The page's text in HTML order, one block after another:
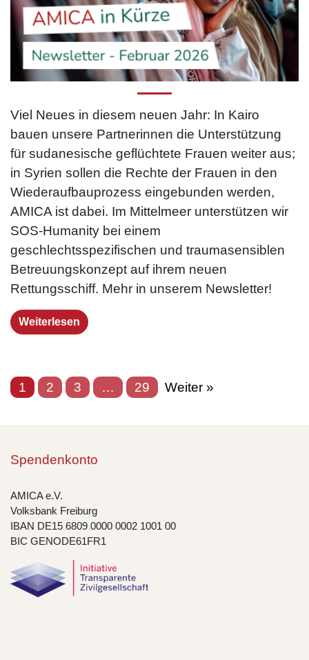
Viel Neues in diesem neuen Jahr: In Kairo
bauen unsere Partnerinnen die Unterstützung
für sudanesische geflüchtete Frauen weiter aus;
in Syrien sollen die Rechte der Frauen in den
Wiederaufbauprozess eingebunden werden,
AMICA ist dabei. Im Mittelmeer unterstützen wir
SOS-Humanity bei einem
geschlechtsspezifischen und traumasensiblen
Betreuungskonzept auf ihrem neuen
Rettungsschiff. Mehr in unserem Newsletter!
Weiterlesen
1 2 3 … 29 Weiter »
Spendenkonto
AMICA e.V.
Volksbank Freiburg
IBAN DE15 6809 0000 0002 1001 00
BIC GENODE61FR1